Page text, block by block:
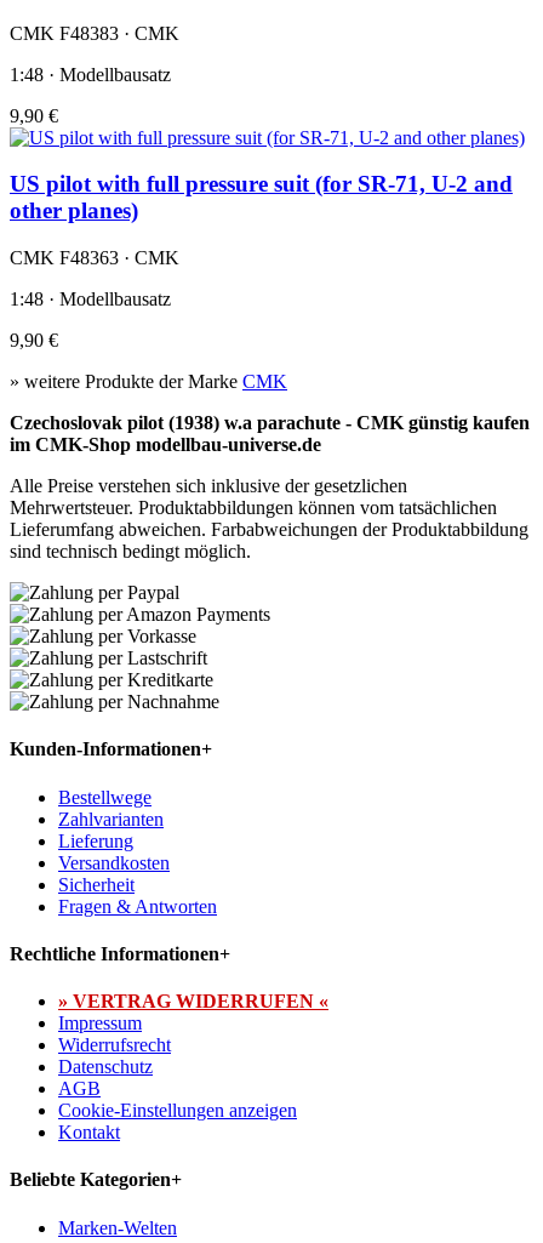
CMK F48383 · CMK
1:48 · Modellbausatz
9,90 €
US pilot with full pressure suit (for SR-71, U-2 and
other planes)
CMK F48363 · CMK
1:48 · Modellbausatz
9,90 €
» weitere Produkte der Marke CMK
Czechoslovak pilot (1938) w.a parachute - CMK günstig kaufen
im CMK-Shop modellbau-universe.de
Alle Preise verstehen sich inklusive der gesetzlichen
Mehrwertsteuer. Produktabbildungen können vom tatsächlichen
Lieferumfang abweichen. Farbabweichungen der Produktabbildung
sind technisch bedingt möglich.
Kunden-Informationen+
Bestellwege
Zahlvarianten
Lieferung
Versandkosten
Sicherheit
Fragen & Antworten
Rechtliche Informationen+
» VERTRAG WIDERRUFEN «
Impressum
Widerrufsrecht
Datenschutz
AGB
Cookie-Einstellungen anzeigen
Kontakt
Beliebte Kategorien+
Marken-Welten